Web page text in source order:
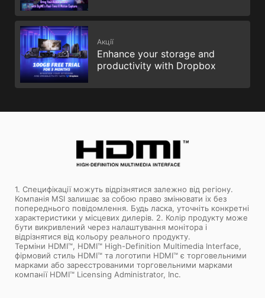
Акції
Enhance your storage and
productivity with Dropbox
1. Специфікації можуть відрізнятися залежно від регіону.
Компанія MSI залишає за собою право змінювати іх без
попереднього повідомлення. Будь ласка, уточніть конкретні
характеристики у місцевих дилерів. 2. Колір продукту може
бути викривлений через налаштування монітора і
відрізнятися від кольору реального продукту.
Терміни HDMI™, HDMI™ High-Definition Multimedia Interface,
фірмовий стиль HDMI™ та логотипи HDMI™ є торговельними
марками або зареєстрованими торговельними марками
компанії HDMI™ Licensing Administrator, Inc.